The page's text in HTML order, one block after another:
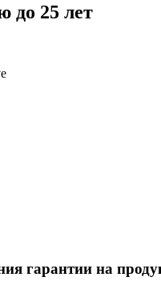
до 25 лет
гарантии на